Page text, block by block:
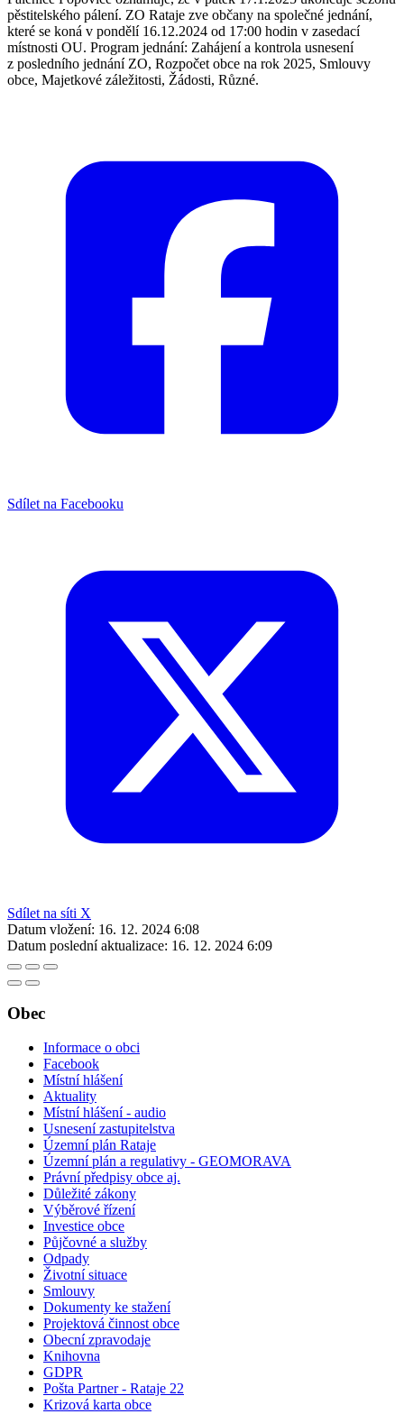
pěstitelského pálení. ZO Rataje zve občany na společné jednání,
které se koná v pondělí 16.12.2024 od 17:00 hodin v zasedací
místnosti OU. Program jednání: Zahájení a kontrola usnesení
z posledního jednání ZO, Rozpočet obce na rok 2025, Smlouvy
obce, Majetkové záležitosti, Žádosti, Různé.
Sdílet na Facebooku
Sdílet na síti X
Datum vložení: 16. 12. 2024 6:08
Datum poslední aktualizace: 16. 12. 2024 6:09
Obec
Informace o obci
Facebook
Místní hlášení
Aktuality
Místní hlášení - audio
Usnesení zastupitelstva
Územní plán Rataje
Územní plán a regulativy - GEOMORAVA
Právní předpisy obce aj.
Důležité zákony
Výběrové řízení
Investice obce
Půjčovné a služby
Odpady
Životní situace
Smlouvy
Dokumenty ke stažení
Projektová činnost obce
Obecní zpravodaje
Knihovna
GDPR
Pošta Partner - Rataje 22
Krizová karta obce